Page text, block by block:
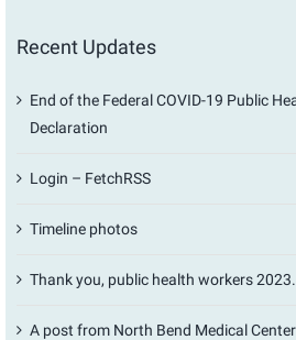
Recent Updates
End of the Federal COVID-19 Public
Declaration
Login – FetchRSS
Timeline photos
Thank you, public health workers 2023.
A post from North Bend Medical Center